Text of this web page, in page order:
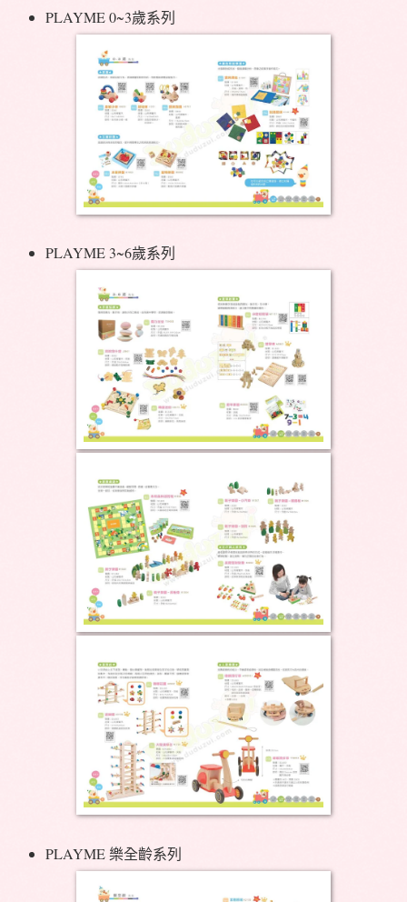
PLAYME 0~3歲系列
PLAYME 3~6歲系列
PLAYME 樂全齡系列